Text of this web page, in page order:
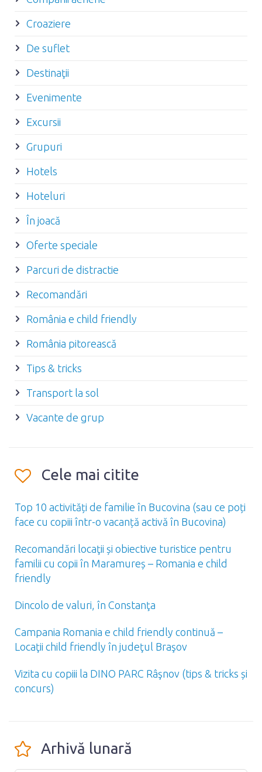
Croaziere
De suflet
Destinaţii
Evenimente
Excursii
Grupuri
Hotels
Hoteluri
În joacă
Oferte speciale
Parcuri de distractie
Recomandări
România e child friendly
România pitorească
Tips & tricks
Transport la sol
Vacante de grup
Cele mai citite
Top 10 activități de familie în Bucovina (sau ce poți
face cu copiii într-o vacanță activă în Bucovina)
Recomandări locaţii și obiective turistice pentru
familii cu copii în Maramureș – Romania e child
friendly
Dincolo de valuri, în Constanţa
Campania Romania e child friendly continuă –
Locaţii child friendly în judeţul Braşov
Vizita cu copiii la DINO PARC Râşnov (tips & tricks și
concurs)
Arhivă lunară